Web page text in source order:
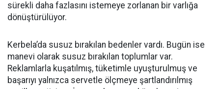
sürekli daha fazlasını istemeye zorlanan bir varlığa
dönüştürülüyor.
Kerbela’da susuz bırakılan bedenler vardı. Bugün ise
manevi olarak susuz bırakılan toplumlar var.
Reklamlarla kuşatılmış, tüketimle uyuşturulmuş ve
başarıyı yalnızca servetle ölçmeye şartlandırılmış